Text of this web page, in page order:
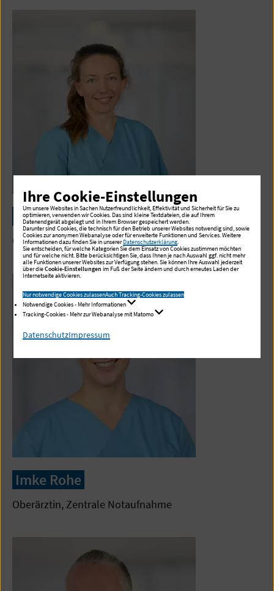
Dr. med. Caroline Reimann-Gerigk
Oberärztin, Zentrale Notaufnahme
Imke Rohe
Oberärztin, Zentrale Notaufnahme
Ihre Cookie-Einstellungen
Um unsere Websites in Sachen Nutzerfreundlichkeit, Effektivität und Sicherheit für Sie zu
optimieren, verwenden wir Cookies. Das sind kleine Textdateien, die auf Ihrem
Datenendgerät abgelegt und in Ihrem Browser gespeichert werden.
Darunter sind Cookies, die technisch für den Betrieb unserer Websites notwendig sind, sowie
Cookies zur anonymen Webanalyse oder für erweiterte Funktionen und Services. Weitere
Informationen dazu finden Sie in unsererDatenschutzerklärung
Sie entscheiden, für welche Kategorien Sie dem Einsatz von Cookies zustimmen möchten
und für welche nicht. Bitte berücksichtigen Sie, dass Ihnen je nach Auswahl ggf. nicht mehr
alle Funktionen unserer Websites zur Verfügung stehen. Sie können Ihre Auswahl jederzeit
über dieCookie-Einstellungen im Fuß der Seite ändern und durch erneutes Laden der
Internetseite aktivieren.
Nur notwendige Cookies zulassenAuch Tracking-Cookies zulassen
Notwendige Cookies - Mehr Informationen
Tracking-Cookies - Mehr zur Webanalyse mit Matomo
DatenschutzImpressum